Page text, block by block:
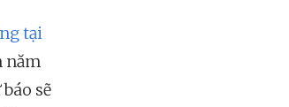
tại
năm
sẽ